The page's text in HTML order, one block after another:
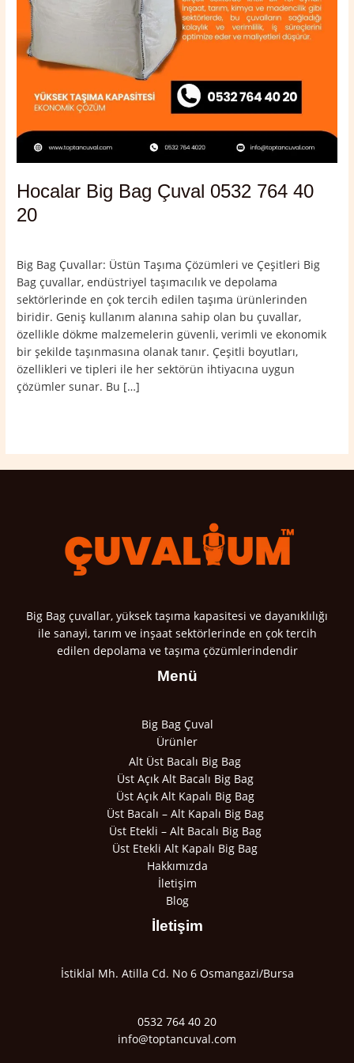
Hocalar Big Bag Çuval 0532 764 40
20
Big Bag Çuvallar: Üstün Taşıma Çözümleri ve Çeşitleri Big
Bag çuvallar, endüstriyel taşımacılık ve depolama
sektörlerinde en çok tercih edilen taşıma ürünlerinden
biridir. Geniş kullanım alanına sahip olan bu çuvallar,
özellikle dökme malzemelerin güvenli, verimli ve ekonomik
bir şekilde taşınmasına olanak tanır. Çeşitli boyutları,
özellikleri ve tipleri ile her sektörün ihtiyacına uygun
çözümler sunar. Bu […]
Big Bag çuvallar, yüksek taşıma kapasitesi ve dayanıklılığı
ile sanayi, tarım ve inşaat sektörlerinde en çok tercih
edilen depolama ve taşıma çözümlerindendir
Menü
Big Bag Çuval
Ürünler
Alt Üst Bacalı Big Bag
Üst Açık Alt Bacalı Big Bag
Üst Açık Alt Kapalı Big Bag
Üst Bacalı – Alt Kapalı Big Bag
Üst Etekli – Alt Bacalı Big Bag
Üst Etekli Alt Kapalı Big Bag
Hakkımızda
İletişim
Blog
İletişim
İstiklal Mh. Atilla Cd. No 6 Osmangazi/Bursa
0532 764 40 20
info@toptancuval.com